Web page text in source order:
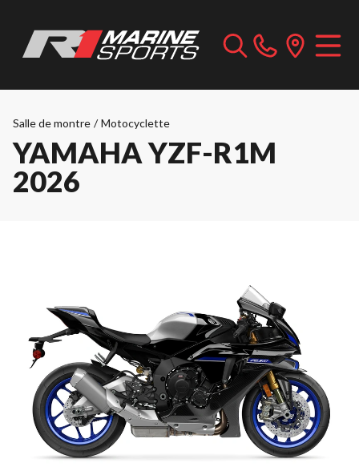
Salle de montre / Motocyclette
YAMAHA YZF-R1M
2026